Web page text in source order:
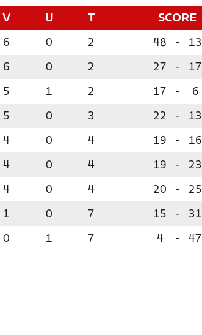
V U T SCORE
6 0 2 48 - 13
6 0 2 27 - 17
5 1 2 17 - 6
5 0 3 22 - 13
4 0 4 19 - 16
4 0 4 19 - 23
4 0 4 20 - 25
1 0 7 15 - 31
0 1 7 4 - 47